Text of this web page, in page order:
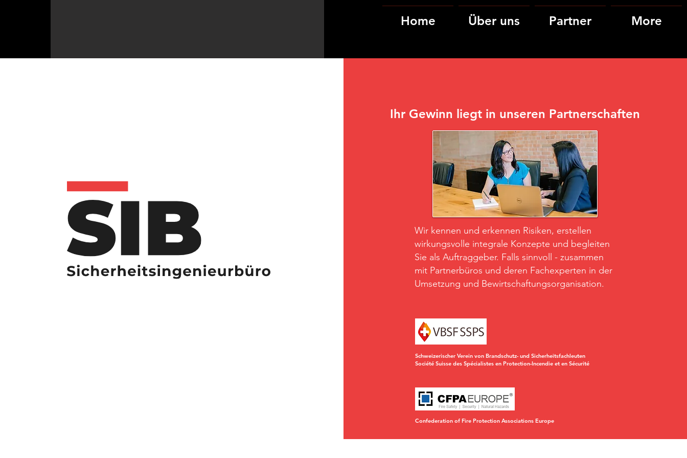
Home Über uns Partner More
Ihr Gewinn liegt in unseren Partnerschaften
Wir kennen und erkennen Risiken, erstellen
wirkungsvolle integrale Konzepte und begleiten
Sie als Auftraggeber. Falls sinnvoll - zusammen
mit Partnerbüros und deren Fachexperten in der
Umsetzung und Bewirtschaftungsorganisation.
Schweizerischer Verein von Brandschutz- und Sicherheitsfachleuten
Société Suisse des Spécialistes en Protection-Incendie et en Sécurité
Confederation of Fire Protection Associations Europe